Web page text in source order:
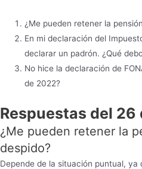
¿Me pueden retener la
En mi declaración del
declarar un padrón. ¿Qué
No hice la declaración de
de 2022?
Respuestas del
¿Me pueden retener la
despido?
Depende de la situación puntual,